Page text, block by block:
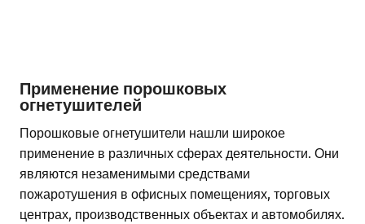
Применение порошковых
огнетушителей
Порошковые огнетушители нашли широкое
применение в различных сферах деятельности. Они
являются незаменимыми средствами
пожаротушения в офисных помещениях, торговых
центрах, производственных объектах и автомобилях.